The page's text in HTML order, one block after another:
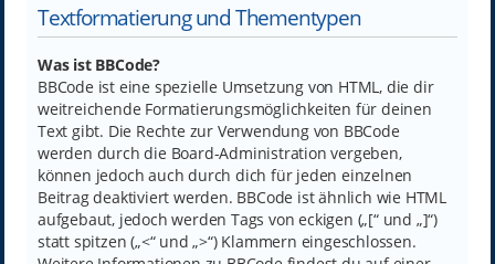
Textformatierung und Thementypen
Was ist BBCode?
BBCode ist eine spezielle Umsetzung von HTML, die dir
weitreichende Formatierungsmöglichkeiten für deinen
Text gibt. Die Rechte zur Verwendung von BBCode
werden durch die Board-Administration vergeben,
können jedoch auch durch dich für jeden einzelnen
Beitrag deaktiviert werden. BBCode ist ähnlich wie HTML
aufgebaut, jedoch werden Tags von eckigen („[“ und „]“)
statt spitzen („<“ und „>“) Klammern eingeschlossen.